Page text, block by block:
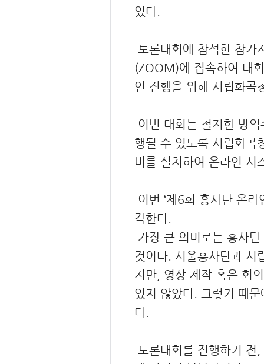
었다.
토론대회에 참석한 참가
(ZOOM)에 접속하여 대
인 진행을 위해 시립화곡
이번 대회는 철저한 방
행될 수 있도록 시립화곡
비를 설치하여 온라인 시
이번 ‘제6회 흥사단 온
각한다.
가장 큰 의미로는 흥사
것이다. 서울흥사단과 시
지만, 영상 제작 혹은 회
있지 않았다. 그렇기 때
다.
토론대회를 진행하기 전